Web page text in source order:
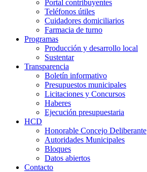
Portal contribuyentes
Teléfonos útiles
Cuidadores domiciliarios
Farmacia de turno
Programas
Producción y desarrollo local
Sustentar
Transparencia
Boletín informativo
Presupuestos municipales
Licitaciones y Concursos
Haberes
Ejecución presupuestaria
HCD
Honorable Concejo Deliberante
Autoridades Municipales
Bloques
Datos abiertos
Contacto